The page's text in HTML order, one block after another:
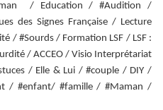
/ Education / #Audition /
des Signes Française / Lecture
/ #Sourds / Formation LSF / LSF :
/ ACCEO / Visio Interprétariat
/ Elle & Lui / #couple / DIY /
/ #enfant/ #famille / #Maman /